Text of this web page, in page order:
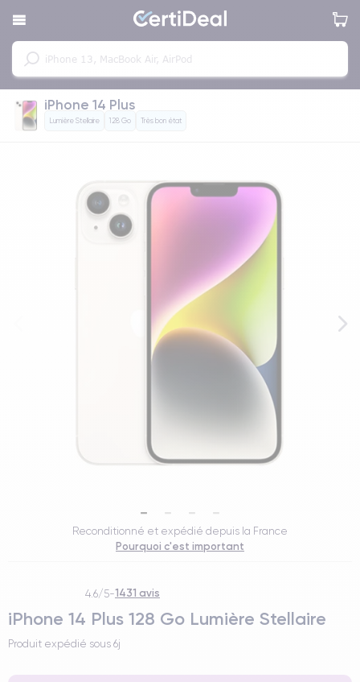
iPhone 14 Plus
Lumière Stellaire 128 Go Très bon état
Reconditionné et expédié depuis la France
Pourquoi c'est important
4.6/5-1431 avis
iPhone 14 Plus 128 Go Lumière Stellaire
Produit expédié sous 6j